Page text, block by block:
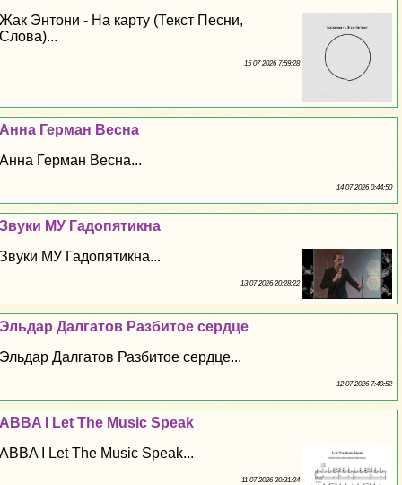
Жак Энтони - На карту (Текст Песни,
Слова)...
15 07 2026 7:59:28
Анна Герман Весна
Анна Герман Весна...
14 07 2026 0:44:50
Звуки МУ Гадопятикна
Звуки МУ Гадопятикна...
13 07 2026 20:28:22
Эльдар Далгатов Разбитое сердце
Эльдар Далгатов Разбитое сердце...
12 07 2026 7:40:52
ABBA I Let The Music Speak
ABBA I Let The Music Speak...
11 07 2026 20:31:24